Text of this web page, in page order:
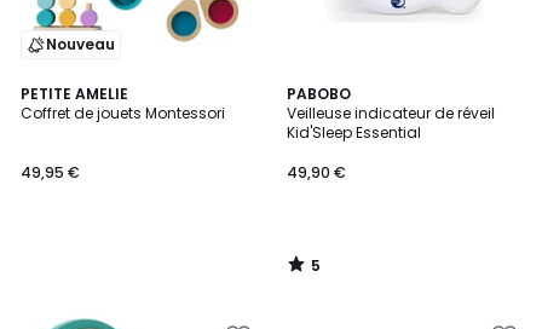
Nouveau
PETITE AMELIE
Coffret de jouets Montessori
49,95 €
PABOBO
Veilleuse indicateur de réveil
Kid'Sleep Essential
49,90 €
5
/
5
5
/